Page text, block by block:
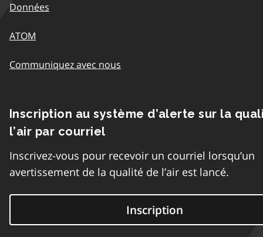
Données
ATOM
Communiquez avec nous
Inscription au système d’alerte sur la
l’air par courriel
Inscrivez-vous pour recevoir un courriel lorsqu’un
avertissement de la qualité de l’air est lancé.
Inscription